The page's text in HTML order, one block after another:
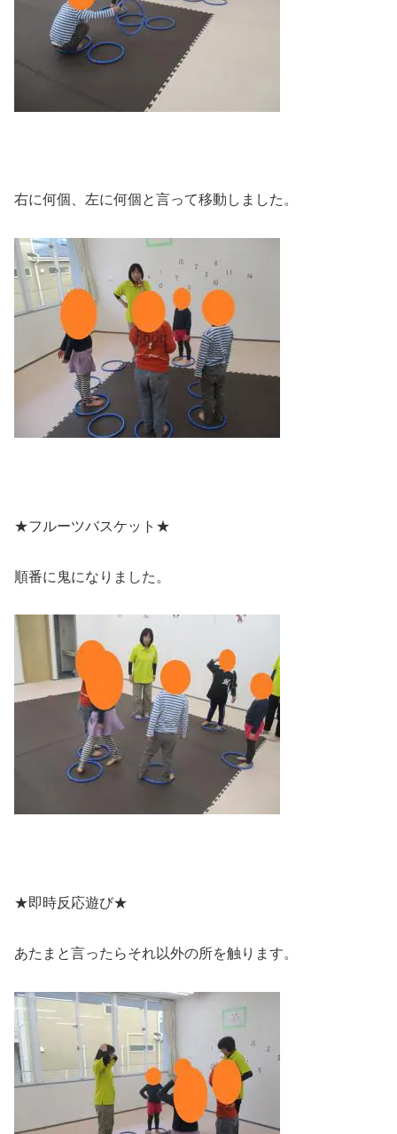
右に何個、左に何個と言って移動しました。
★フルーツバスケット★
順番に鬼になりました。
★即時反応遊び★
あたまと言ったらそれ以外の所を触ります。